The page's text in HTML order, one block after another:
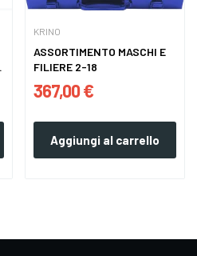
KRINO
ASSORTIMENTO MASCHI E
FILIERE 2-18
367,00 €
Aggiungi al carrello